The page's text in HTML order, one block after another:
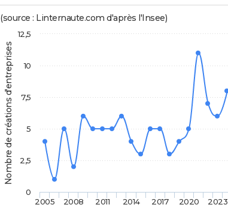
Nombre de créations d'entreprises
(source : Linternaute.com d'après l'Insee)
2005 2008 2011 2014 2017 2020 2023
0
2,5
5
7,5
10
12,5